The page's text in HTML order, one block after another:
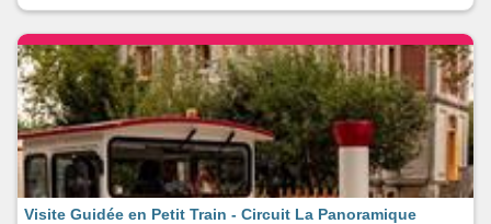
Visite Guidée en Petit Train - Circuit La Panoramique